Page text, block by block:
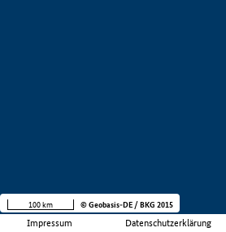
Impressum Datenschutzerklärung
100 km © Geobasis-DE / BKG 2015